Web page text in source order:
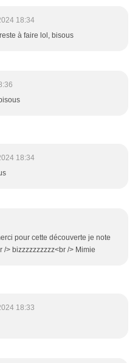
18:34
à faire lol, bisous
18:34
pour cette découverte je note
/> bizzzzzzzzzz<br /> Mimie
18:33